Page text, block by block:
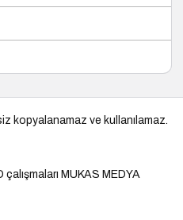
kopyalanamaz ve kullanılamaz.
çalışmaları MUKAS MEDYA